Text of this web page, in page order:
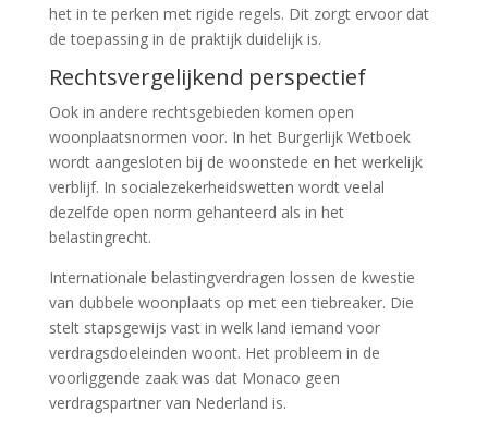
het in te perken met rigide regels. Dit zorgt ervoor dat
de toepassing in de praktijk duidelijk is.
Rechtsvergelijkend perspectief
Ook in andere rechtsgebieden komen open
woonplaatsnormen voor. In het Burgerlijk Wetboek
wordt aangesloten bij de woonstede en het werkelijk
verblijf. In socialezekerheidswetten wordt veelal
dezelfde open norm gehanteerd als in het
belastingrecht.
Internationale belastingverdragen lossen de kwestie
van dubbele woonplaats op met een tiebreaker. Die
stelt stapsgewijs vast in welk land iemand voor
verdragsdoeleinden woont. Het probleem in de
voorliggende zaak was dat Monaco geen
verdragspartner van Nederland is.